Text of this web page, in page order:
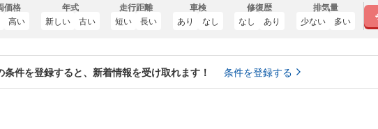
価格
高い
年式
新しい 古い
走行距離
短い 長い
車検
あり なし
修復歴
なし あり
排気量
少ない 多い
条件を登録すると、新着情報を受け取れます！ 条件を登録する